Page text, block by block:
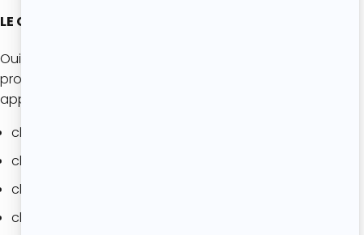
LE CLAFOUTIS A-T-IL CHANGÉ AU FIL DU TEMPS ?
Oui, la recette a beaucoup évolué. Si la base reste
proche de celle d’origine, de nombreuses variantes sont
apparues :
clafoutis aux abricots ;
clafoutis aux prunes ;
clafoutis aux framboises ;
clafoutis aux myrtilles ;